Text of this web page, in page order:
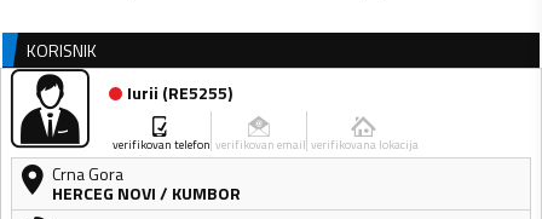
KORISNIK
Iurii (RE5255)
verifikovan telefon verifikovan email verifikovana lokacija
Crna Gora
HERCEG NOVI/ KUMBOR